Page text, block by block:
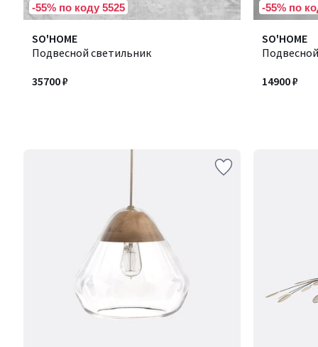
-55% по коду 5525
SO'HOME
Подвесной светильник
35700 ₽
-55% по
SO'HOME
14900 ₽